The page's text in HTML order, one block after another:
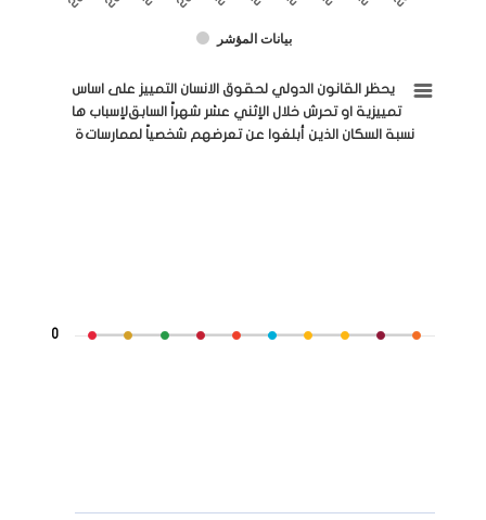
بيانات المؤشر
Line chart with 10 data points.نسبة السكان الذين أبلغوا عن تعرضهم شخصياً لممارسات
تمييزية او تحرش خلال الإثني عشر شهراً السابقة
لإسباب
يحظر القانون الدولي لحقوق الانسان التمييز على اساسها
0